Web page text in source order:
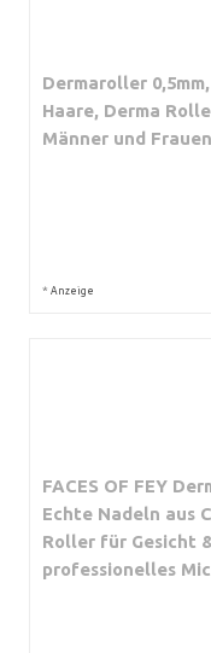
Dermaroller
Haare, Derma
Männer und Frauen
* Anzeige
FACES OF FEY
Echte Nadeln aus
Roller für Gesicht
professionelles